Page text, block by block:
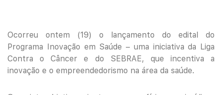
Ocorreu ontem (19) o lançamento do edital do
Programa Inovação em Saúde – uma iniciativa da Liga
Contra o Câncer e do SEBRAE, que incentiva a
inovação e o empreendedorismo na área da saúde.